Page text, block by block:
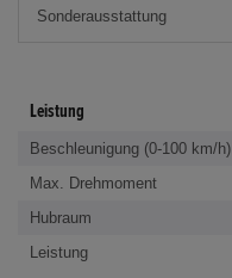
Leistung
Beschleunigung (0-100 km/h)
Max. Drehmoment
Hubraum
Leistung